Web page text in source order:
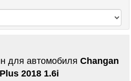
для автомобиля Changan
2018 1.6i